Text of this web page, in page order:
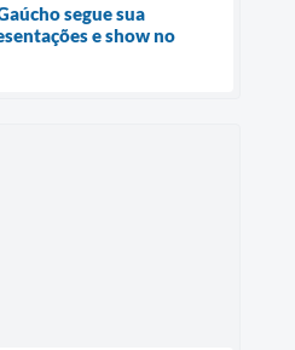
segue sua
e show no